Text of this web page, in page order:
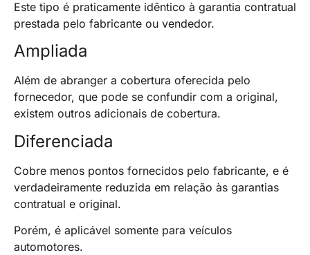
Este tipo é praticamente idêntico à garantia contratual
prestada pelo fabricante ou vendedor.
Ampliada
Além de abranger a cobertura oferecida pelo
fornecedor, que pode se confundir com a original,
existem outros adicionais de cobertura.
Diferenciada
Cobre menos pontos fornecidos pelo fabricante, e é
verdadeiramente reduzida em relação às garantias
contratual e original.
Porém, é aplicável somente para veículos
automotores.